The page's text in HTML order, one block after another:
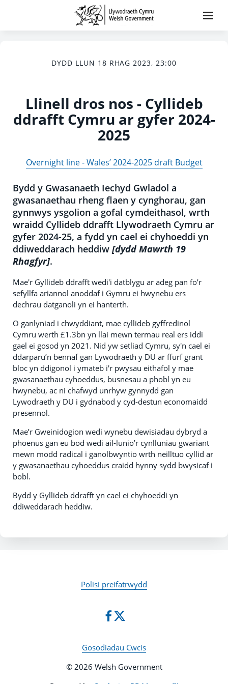
DYDD LLUN 18 RHAG 2023, 23:00
Llinell dros nos - Cyllideb
ddrafft Cymru ar gyfer 2024-
2025
Overnight line - Wales’ 2024-2025 draft Budget
Bydd y Gwasanaeth Iechyd Gwladol a
gwasanaethau rheng flaen y cynghorau, gan
gynnwys ysgolion a gofal cymdeithasol, wrth
wraidd Cyllideb ddrafft Llywodraeth Cymru ar
gyfer 2024-25, a fydd yn cael ei chyhoeddi yn
ddiweddarach heddiw [dydd Mawrth 19
Rhagfyr].
Mae'r Gyllideb ddrafft wedi'i datblygu ar adeg pan fo’r
sefyllfa ariannol anoddaf i Gymru ei hwynebu ers
dechrau datganoli yn ei hanterth.
O ganlyniad i chwyddiant, mae cyllideb gyffredinol
Cymru werth £1.3bn yn llai mewn termau real ers iddi
gael ei gosod yn 2021. Nid yw setliad Cymru, sy'n cael ei
ddarparu’n bennaf gan Lywodraeth y DU ar ffurf grant
bloc yn ddigonol i ymateb i'r pwysau eithafol y mae
gwasanaethau cyhoeddus, busnesau a phobl yn eu
hwynebu, ac ni chafwyd unrhyw gynnydd gan
Lywodraeth y DU i gydnabod y cyd-destun economaidd
presennol.
Mae’r Gweinidogion wedi wynebu dewisiadau dybryd a
phoenus gan eu bod wedi ail-lunio’r cynlluniau gwariant
mewn modd radical i ganolbwyntio wrth neilltuo cyllid ar
y gwasanaethau cyhoeddus craidd hynny sydd bwysicaf i
bobl.
Bydd y Gyllideb ddrafft yn cael ei chyhoeddi yn
ddiweddarach heddiw.
Polisi preifatrwydd
Gosodiadau Cwcis
© 2026 Welsh Government